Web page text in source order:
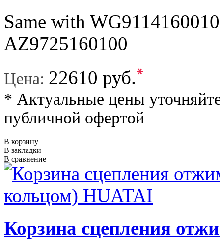
Same with
AZ9725160100
Цена: 22610 руб.*
* Актуальные цены
публичной офертой
В корзину
В закладки
В сравнение
Корзина сцепления